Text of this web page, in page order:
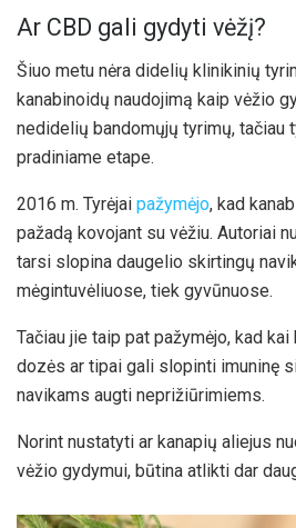
Ar CBD gali gydyti vėžį?
Šiuo metu nėra didelių klinikinių
kanabinoidų naudojimą kaip vėžio
nedidelių bandomųjų tyrimų, tačiau
pradiniame etape.
2016 m. Tyrėjai pažymėjo, kad
pažadą kovojant su vėžiu. Autoriai
tarsi slopina daugelio skirtingų
mėgintuvėliuose, tiek gyvūnuose.
Tačiau jie taip pat pažymėjo, kad
dozės ar tipai gali slopinti imuninę
navikams augti neprižiūrimiems.
Norint nustatyti ar kanapių aliejus
vėžio gydymui, būtina atlikti dar